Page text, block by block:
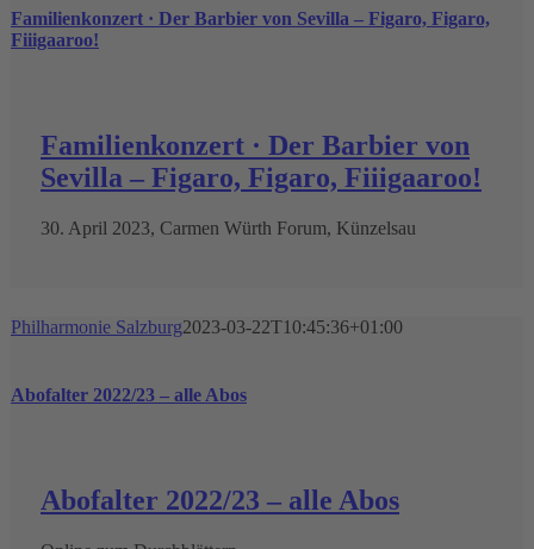
Familienkonzert · Der Barbier von Sevilla – Figaro, Figaro,
Fiiigaaroo!
Familienkonzert · Der Barbier von
Sevilla – Figaro, Figaro, Fiiigaaroo!
30. April 2023, Carmen Würth Forum, Künzelsau
Philharmonie Salzburg2023-03-22T10:45:36+01:00
Abofalter 2022/23 – alle Abos
Abofalter 2022/23 – alle Abos